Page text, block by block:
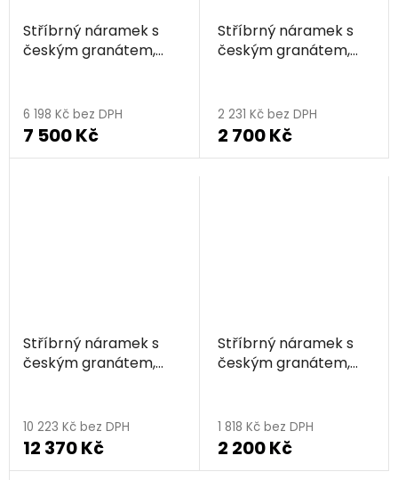
Stříbrný náramek s
českým granátem,
6 198 Kč bez DPH
7 500 Kč
Stříbrný náramek s
českým granátem,
2 231 Kč bez DPH
2 700 Kč
Stříbrný náramek s
českým granátem,
10 223 Kč bez DPH
12 370 Kč
Stříbrný náramek s
českým granátem,
1 818 Kč bez DPH
2 200 Kč